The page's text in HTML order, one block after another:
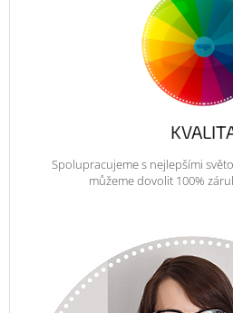
Spolupracujeme s nejlepšími
můžeme dovolit 100%